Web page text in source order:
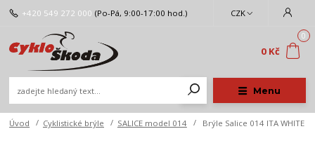
Menu
CZK
+420 549 272 000 (Po-Pá, 9:00-17:00 hod.)
0
0 Kč
Úvod Cyklistické brýle SALICE model 014 Brýle Salice 014 ITA WHITE